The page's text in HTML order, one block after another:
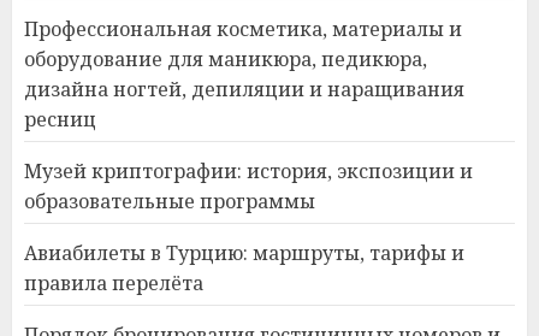
Профессиональная косметика, материалы и
оборудование для маникюра, педикюра,
дизайна ногтей, депиляции и наращивания
ресниц
Музей криптографии: история, экспозиции и
образовательные программы
Авиабилеты в Турцию: маршруты, тарифы и
правила перелёта